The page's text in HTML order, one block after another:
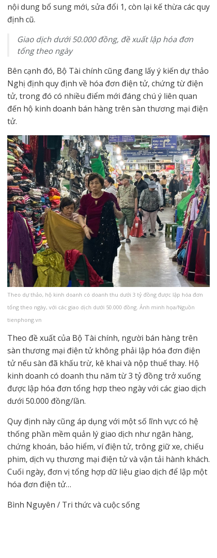
nội dung bổ sung mới, sửa đổi 1, còn lại kế thừa các quy
định cũ.
Giao dịch dưới 50.000 đồng, đề xuất lập hóa đơn
tổng theo ngày
Bên cạnh đó, Bộ Tài chính cũng đang lấy ý kiến dự thảo
Nghị định quy định về hóa đơn điện tử, chứng từ điện
tử, trong đó có nhiều điểm mới đáng chú ý liên quan
đến hộ kinh doanh bán hàng trên sàn thương mại điện
tử.
Theo dự thảo, hộ kinh doanh có doanh thu dưới 3 tỷ đồng được lập hóa đơn
tổng theo ngày, với các giao dịch dưới 50.000 đồng. Ảnh minh họa/Nguồn
tienphong.vn
Theo đề xuất của Bộ Tài chính, người bán hàng trên
sàn thương mại điện tử không phải lập hóa đơn điện
tử nếu sàn đã khấu trừ, kê khai và nộp thuế thay. Hộ
kinh doanh có doanh thu năm từ 3 tỷ đồng trở xuống
được lập hóa đơn tổng hợp theo ngày với các giao dịch
dưới 50.000 đồng/lần.
Quy định này cũng áp dụng với một số lĩnh vực có hệ
thống phần mềm quản lý giao dịch như ngân hàng,
chứng khoán, bảo hiểm, ví điện tử, trông giữ xe, chiếu
phim, dịch vụ thương mại điện tử và vận tải hành khách.
Cuối ngày, đơn vị tổng hợp dữ liệu giao dịch để lập một
hóa đơn điện tử…
Bình Nguyên / Tri thức và cuộc sống